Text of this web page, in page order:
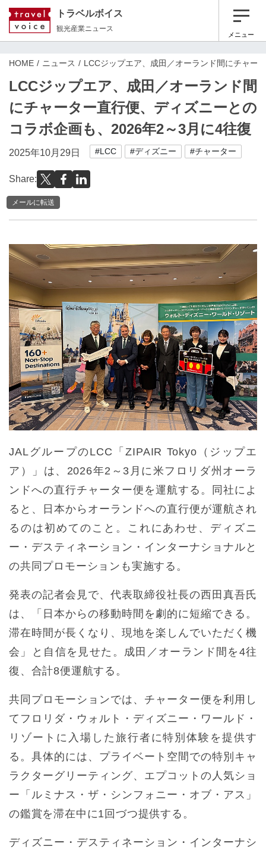
トラベルボイス
観光産業ニュース
メニュー
HOME ニュース LCCジップエア、成田／オーランド間にチャー
LCCジップエア、成田／オーランド間
にチャーター直行便、ディズニーとの
コラボ企画も、2026年2～3月に4往復
2025年10月29日 #LCC #ディズニー #チャーター
Share:
メールに転送
JALグループのLCC「ZIPAIR Tokyo（ジップエ
ア）」は、2026年2～3月に米フロリダ州オーラ
ンドへの直行チャーター便を運航する。同社によ
ると、日本からオーランドへの直行便が運航され
るのは初めてのこと。これにあわせ、ディズニ
ー・デスティネーション・インターナショナルと
の共同プロモーションも実施する。
発表の記者会見で、代表取締役社長の西田真吾氏
は、「日本からの移動時間を劇的に短縮できる。
滞在時間が長くなり、現地を楽しんでいただく機
会」と自信を見せた。成田／オーランド間を4往
復、合計8便運航する。
共同プロモーションでは、チャーター便を利用し
てフロリダ・ウォルト・ディズニー・ワールド・
リゾートに入場した旅行者に特別体験を提供す
る。具体的には、プライベート空間での特別キャ
ラクターグリーティング、エプコットの人気ショ
ー「ルミナス・ザ・シンフォニー・オブ・アス」
の鑑賞を滞在中に1回づつ提供する。
ディズニー・デスティネーション・インターナシ